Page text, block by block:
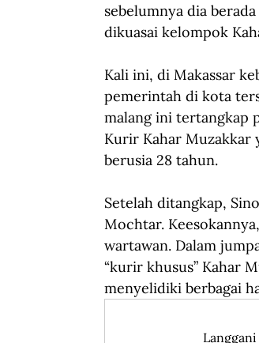
sebelumnya dia
dikuasai kelompok
Kali ini, di Makassar
pemerintah di kota
malang ini tertangkap
Kurir Kahar Muzakkar
berusia 28 tahun.
Setelah ditangkap,
Mochtar.
wartawan. Dalam
“kurir khusus” Kahar
menyelidiki berbagai